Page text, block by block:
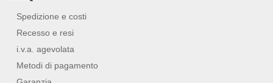
Spedizione e costi
Recesso e resi
i.v.a. agevolata
Metodi di pagamento